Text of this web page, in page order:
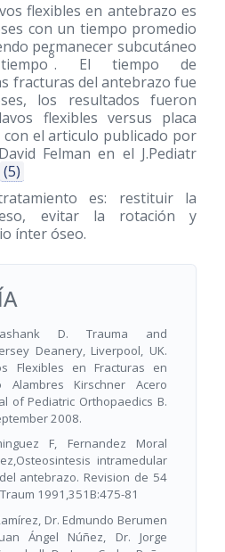
flexibles en antebrazo es
con un tiempo promedio
permanecer subcutáneo
8
. El tiempo de
fracturas del antebrazo fue
los resultados fueron
flexibles versus placa
el articulo publicado por
Felman en el J.Pediatr
(5)
es: restituir la
evitar la rotación y
ínter óseo.
D. Trauma and
Deanery, Liverpool, UK.
Flexibles en Fracturas en
Alambres Kirschner Acero
of Pediatric Orthopaedics B.
2008.
F, Fernandez Moral
intramedular
antebrazo. Revision de 54
1991,351B:475-81
Dr. Edmundo Berumen
Ángel Núñez, Dr. Jorge